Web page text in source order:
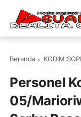
Beranda KODIM
Personel
05/